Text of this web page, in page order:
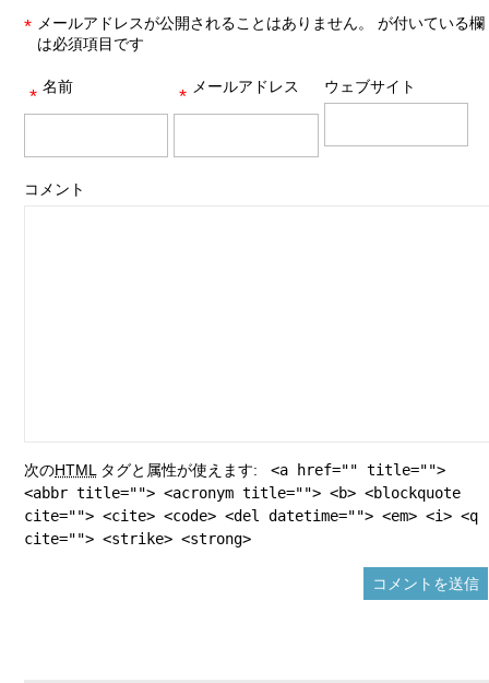
メールアドレスが公開されることはありません。
*
が付いている欄
は必須項目です
名前
* メールアドレス
* ウェブサイト
コメント
次のHTML タグと属性が使えます:
<a href="" title="">
<abbr title=""> <acronym title=""> <b> <blockquote
cite=""> <cite> <code> <del datetime=""> <em> <i> <q
cite=""> <strike> <strong>